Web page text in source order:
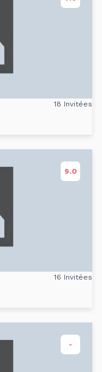
18 Invitées
9.0
16 Invitées
-